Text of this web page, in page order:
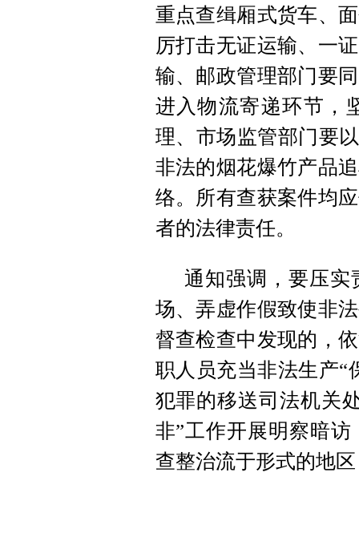
重点查缉厢式货车、
厉打击无证运输、一
输、邮政管理部门要
进入物流寄递环节，
理、市场监管部门要
非法的烟花爆竹产品
络。所有查获案件均
者的法律责任。
通知强调，要压实
场、弄虚作假致使非
督查检查中发现的，
职人员充当非法生产“
犯罪的移送司法机关
非”工作开展明察暗
查整治流于形式的地